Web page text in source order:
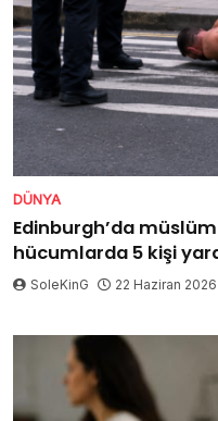
DÜNYA
Edinburgh’da
hücumlarda 5 kişi
SoleKinG 22 Haziran 2026